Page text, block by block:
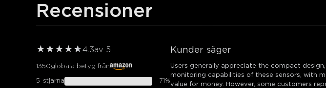
Recensioner
★ ★ ★ ★ ★
★4.3av 5
1350globala betyg från
5 stjärna 71 %
Kunder säger
Users generally appreciate the compact
monitoring capabilities of these sensors, with
value for money. However, some customers